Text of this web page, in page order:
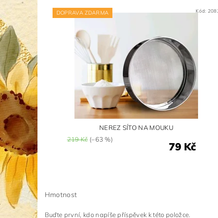
DOPRAVA ZDARMA Kód:
NEREZ SÍTO NA MOUKU
219 Kč(–63 %)
79 Kč
Hmotnost
Buďte první, kdo napíše příspěvek k této položce.